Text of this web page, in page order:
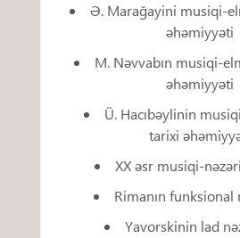
Ə. Marağayini musiqi-
əhəmiyyəti
M. Nəvvabın musiqi-
əhəmiyyəti
Ü. Hacıbəylinin
tarixi
XX əsr musiqi-
Rimanın funksional
Yavorskinin lad